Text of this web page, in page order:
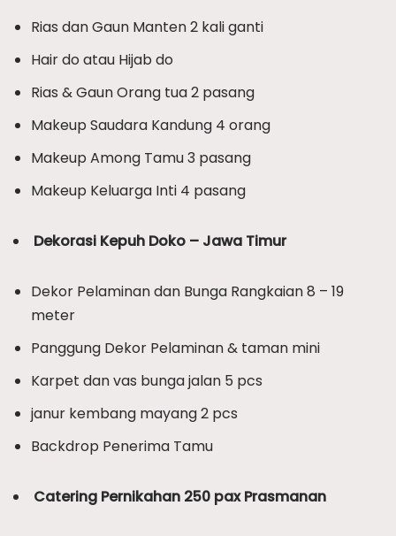
Rias dan Gaun Manten 2 kali ganti
Hair do atau Hijab do
Rias & Gaun Orang tua 2 pasang
Makeup Saudara Kandung 4 orang
Makeup Among Tamu 3 pasang
Makeup Keluarga Inti 4 pasang
Dekorasi Kepuh Doko – Jawa Timur
Dekor Pelaminan dan Bunga Rangkaian 8 – 19
meter
Panggung Dekor Pelaminan & taman mini
Karpet dan vas bunga jalan 5 pcs
janur kembang mayang 2 pcs
Backdrop Penerima Tamu
Catering Pernikahan 250 pax Prasmanan